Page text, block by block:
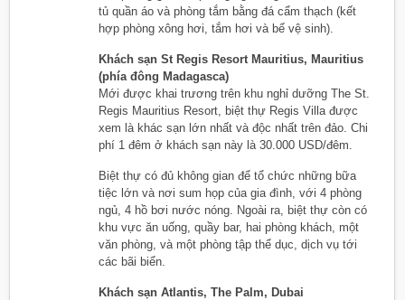
tủ quần áo và phòng tắm bằng đá cẩm thạch (kết
hợp phòng xông hơi, tắm hơi và bể vệ sinh).
Khách sạn St Regis Resort Mauritius, Mauritius
(phía đông Madagasca)
Mới được khai trương trên khu nghỉ dưỡng The St.
Regis Mauritius Resort, biệt thự Regis Villa được
xem là khác sạn lớn nhất và độc nhất trên đảo. Chi
phí 1 đêm ở khách sạn này là 30.000 USD/đêm.
Biệt thự có đủ không gian để tổ chức những bữa
tiệc lớn và nơi sum họp của gia đình, với 4 phòng
ngủ, 4 hồ bơi nước nóng. Ngoài ra, biệt thự còn có
khu vực ăn uống, quầy bar, hai phòng khách, một
văn phòng, và một phòng tập thể dục, dịch vụ tới
các bãi biển.
Khách sạn Atlantis, The Palm, Dubai